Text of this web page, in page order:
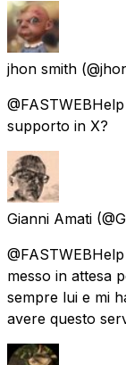
jhon smith
supporto in X?
Gianni Amati
messo in attesa
sempre lui e mi
avere questo